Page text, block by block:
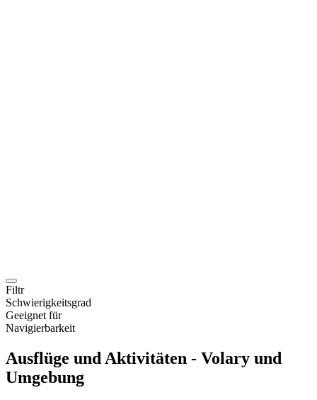
Filtr
Schwierigkeitsgrad
Geeignet für
Navigierbarkeit
Ausflüge und Aktivitäten - Volary und
Umgebung